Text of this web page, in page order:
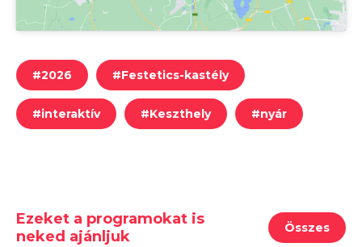
#2026 #Festetics-kastély
#interaktív #Keszthely #nyár
Ezeket a programokat is
neked ajánljuk
Összes